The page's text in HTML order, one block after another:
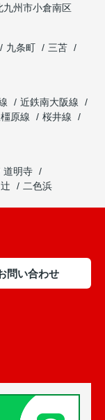
九州市小倉南区
九条町
三苫
近鉄南大阪線
原線
桜井線
道明寺
二色浜
問い合わせ